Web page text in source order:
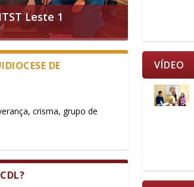
Leste 1
DE
crisma, grupo de
VÍDEO